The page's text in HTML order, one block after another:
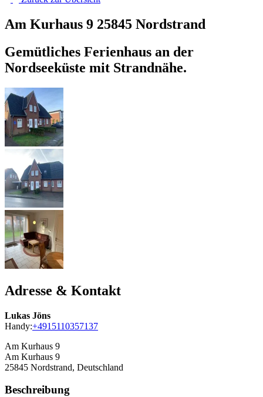
Am Kurhaus 9 25845 Nordstrand
Gemütliches Ferienhaus an der
Nordseeküste mit Strandnähe.
Adresse & Kontakt
Lukas Jöns
Handy:+4915110357137
Am Kurhaus 9
Am Kurhaus 9
25845 Nordstrand, Deutschland
Beschreibung